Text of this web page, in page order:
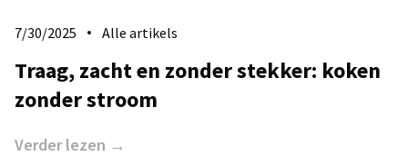
7/30/2025 Alle artikels
​Traag, zacht en zonder stekker: koken
zonder stroom
Verder lezen →